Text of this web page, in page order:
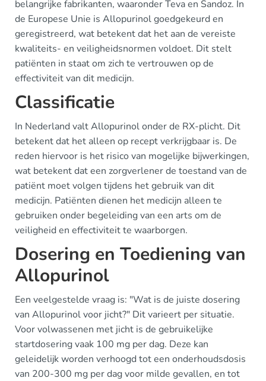
belangrijke fabrikanten, waaronder Teva en Sandoz. In
de Europese Unie is Allopurinol goedgekeurd en
geregistreerd, wat betekent dat het aan de vereiste
kwaliteits- en veiligheidsnormen voldoet. Dit stelt
patiënten in staat om zich te vertrouwen op de
effectiviteit van dit medicijn.
Classificatie
In Nederland valt Allopurinol onder de RX-plicht. Dit
betekent dat het alleen op recept verkrijgbaar is. De
reden hiervoor is het risico van mogelijke bijwerkingen,
wat betekent dat een zorgverlener de toestand van de
patiënt moet volgen tijdens het gebruik van dit
medicijn. Patiënten dienen het medicijn alleen te
gebruiken onder begeleiding van een arts om de
veiligheid en effectiviteit te waarborgen.
Dosering en Toediening van
Allopurinol
Een veelgestelde vraag is: "Wat is de juiste dosering
van Allopurinol voor jicht?" Dit varieert per situatie.
Voor volwassenen met jicht is de gebruikelijke
startdosering vaak 100 mg per dag. Deze kan
geleidelijk worden verhoogd tot een onderhoudsdosis
van 200-300 mg per dag voor milde gevallen, en tot